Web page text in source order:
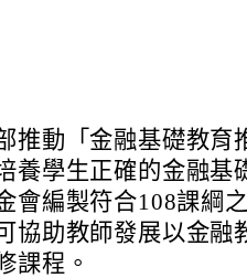
推動「金融基礎教育
養學生正確的金融基
會編製符合108課綱之
協助教師發展以金融
課程。